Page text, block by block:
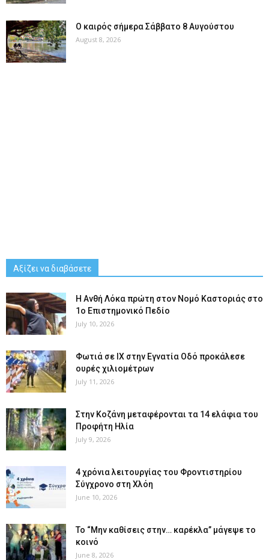
Ο καιρός σήμερα Σάββατο 8 Αυγούστου
August 8, 2026
Αξίζει να διαβάσετε
Η Ανθή Λόκα πρώτη στον Νομό Καστοριάς στο
1ο Επιστημονικό Πεδίο
July 10, 2026
Φωτιά σε ΙΧ στην Εγνατία Οδό προκάλεσε
ουρές χιλιομέτρων
July 11, 2026
Στην Κοζάνη μεταφέρονται τα 14 ελάφια του
Προφήτη Ηλία
July 9, 2026
4 χρόνια λειτουργίας του Φροντιστηρίου
Σύγχρονο στη Χλόη
June 10, 2026
Το “Μην καθίσεις στην… καρέκλα” μάγεψε το
κοινό
June 8, 2026